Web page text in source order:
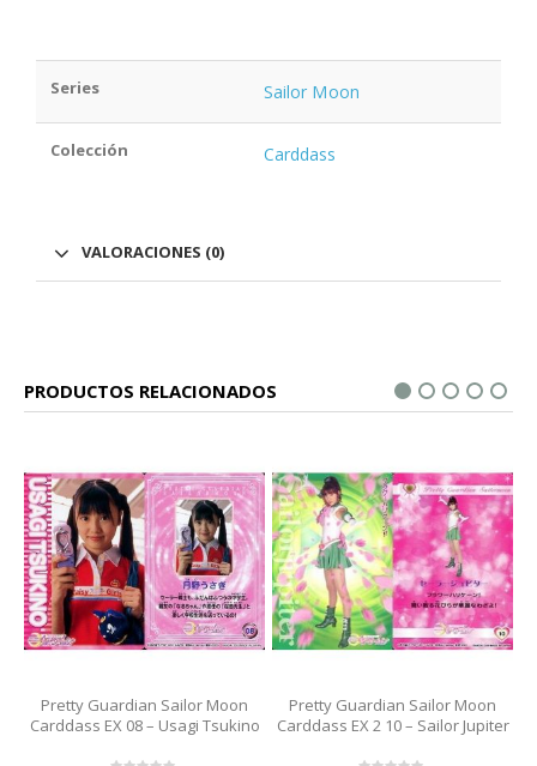
Series Sailor Moon
Colección Carddass
VALORACIONES (0)
PRODUCTOS RELACIONADOS
Pretty Guardian Sailor Moon
Carddass EX 08 – Usagi Tsukino
Pretty Guardian Sailor Moon
Carddass EX 2 10 – Sailor Jupiter